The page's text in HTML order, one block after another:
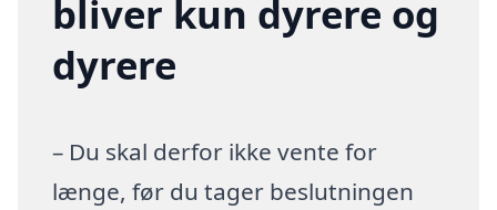
bliver kun dyrere og
dyrere
– Du skal derfor ikke vente for
længe, før du tager beslutningen